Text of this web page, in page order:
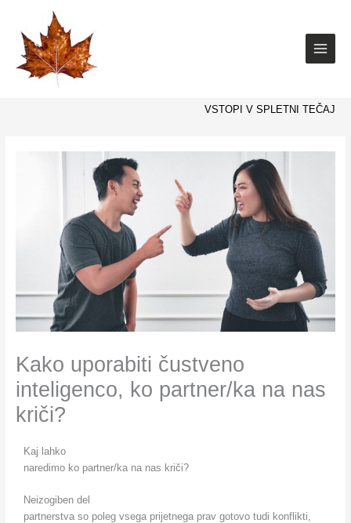
content
VSTOPI V SPLETNI TEČAJ
Kako uporabiti čustveno
inteligenco, ko partner/ka na nas
kriči?
Kaj lahko
naredimo ko partner/ka na nas kriči?
Neizogiben del
partnerstva so poleg vsega prijetnega prav gotovo tudi konflikti,